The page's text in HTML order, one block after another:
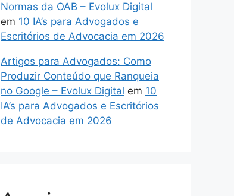
Normas da OAB – Evolux Digital
em 10 IA’s para Advogados e
Escritórios de Advocacia em 2026
Artigos para Advogados: Como
Produzir Conteúdo que Ranqueia
no Google – Evolux Digital em 10
IA’s para Advogados e Escritórios
de Advocacia em 2026